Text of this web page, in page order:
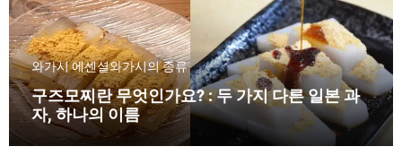
와가시 에센셜와가시의 종류
구즈모찌란 무엇인가요? : 두 가지 다른 일본 과
자, 하나의 이름